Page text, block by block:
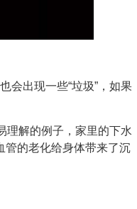
会出现一些“垃圾”，如果
理解的例子，家里的下水
管的老化给身体带来了沉